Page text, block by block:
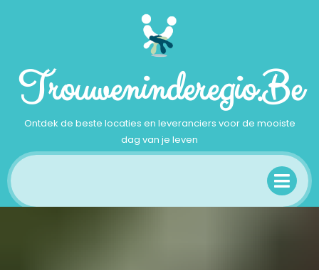
Trouweninderegio.be
Ontdek de beste locaties en leveranciers voor de mooiste
dag van je leven